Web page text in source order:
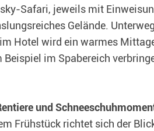
Safari, jeweils mit
Gelände.
Hotel wird ein warmes
Beispiel im Spabereich
und
Frühstück richtet sich der